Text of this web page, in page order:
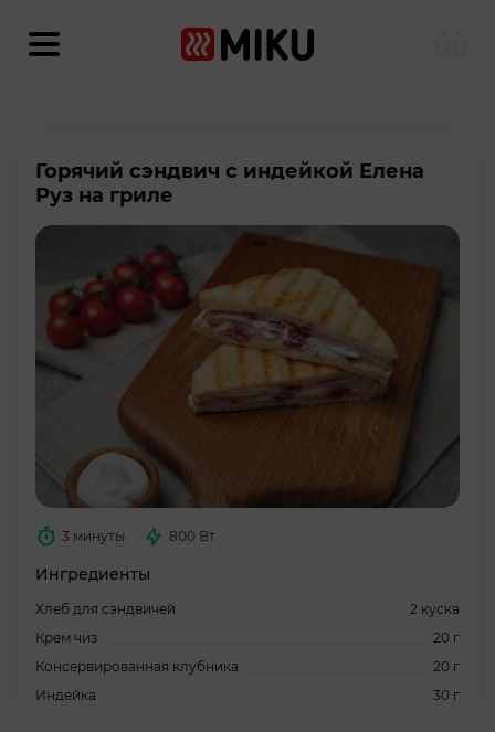
Горячий сэндвич с индейкой Елена
Руз на гриле
3 минуты 800 Вт
Ингредиенты
Хлеб для сэндвичей
2 куска
Крем чиз
20 г
Консервированная клубника
20 г
Индейка
30 г